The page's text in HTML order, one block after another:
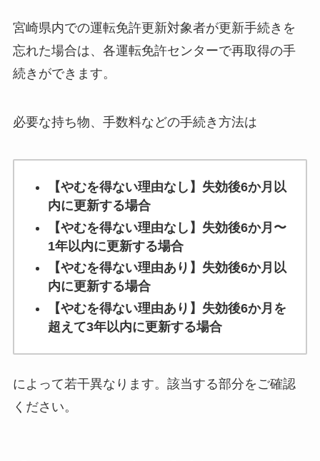
宮崎県内での運転免許更新対象者が更新手続きを
忘れた場合は、各運転免許センターで再取得の手
続きができます。
必要な持ち物、手数料などの手続き方法は
【やむを得ない理由なし】失効後6か月以
内に更新する場合
【やむを得ない理由なし】失効後6か月〜
1年以内に更新する場合
【やむを得ない理由あり】失効後6か月以
内に更新する場合
【やむを得ない理由あり】失効後6か月を
超えて3年以内に更新する場合
によって若干異なります。該当する部分をご確認
ください。